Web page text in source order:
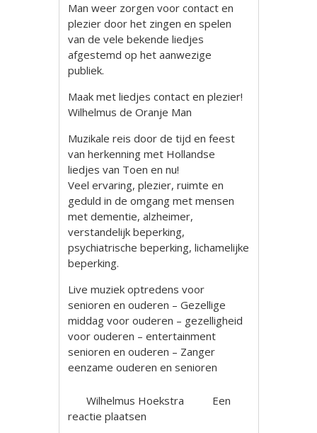
Man weer zorgen voor contact en
plezier door het zingen en spelen
van de vele bekende liedjes
afgestemd op het aanwezige
publiek.
Maak met liedjes contact en plezier!
Wilhelmus de Oranje Man
Muzikale reis door de tijd en feest
van herkenning met Hollandse
liedjes van Toen en nu!
Veel ervaring, plezier, ruimte en
geduld in de omgang met mensen
met dementie, alzheimer,
verstandelijk beperking,
psychiatrische beperking, lichamelijke
beperking.
Live muziek optredens voor
senioren en ouderen – Gezellige
middag voor ouderen – gezelligheid
voor ouderen – entertainment
senioren en ouderen – Zanger
eenzame ouderen en senioren
Wilhelmus Hoekstra
Een
reactie plaatsen